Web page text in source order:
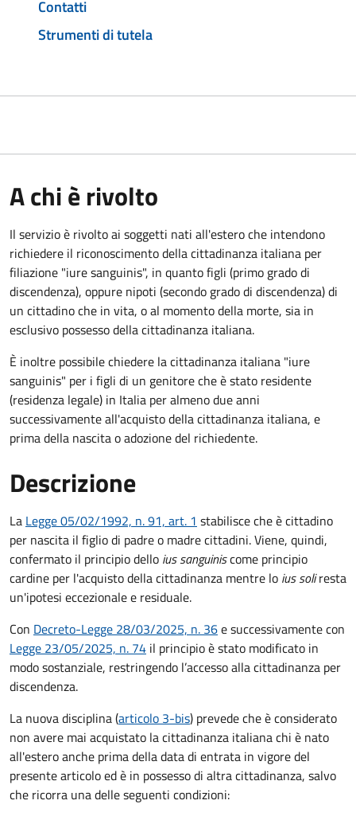
Contatti
Strumenti di tutela
A chi è rivolto
Il servizio è rivolto ai soggetti nati all'estero che intendono
richiedere il riconoscimento della cittadinanza italiana per
filiazione "iure sanguinis", in quanto figli (primo grado di
discendenza), oppure nipoti (secondo grado di discendenza) di
un cittadino che in vita, o al momento della morte, sia in
esclusivo possesso della cittadinanza italiana.
È inoltre possibile chiedere la cittadinanza italiana "iure
sanguinis" per i figli di un genitore che è stato residente
(residenza legale) in Italia per almeno due anni
successivamente all'acquisto della cittadinanza italiana, e
prima della nascita o adozione del richiedente.
Descrizione
La Legge 05/02/1992, n. 91, art. 1 stabilisce che è cittadino
per nascita il figlio di padre o madre cittadini. Viene, quindi,
confermato il principio dello ius sanguiniscome principio
cardine per l'acquisto della cittadinanza mentre lo ius soliresta
un'ipotesi eccezionale e residuale.
Con Decreto-Legge 28/03/2025, n. 36e successivamente con
Legge 23/05/2025, n. 74 il principio è stato modificato in
modo sostanziale, restringendo l’accesso alla cittadinanza per
discendenza.
La nuova disciplina (articolo 3-bis) prevede cheèconsiderato
non avere mai acquistato la cittadinanza italiana chi è nato
all'estero anche prima della data di entrata in vigore del
presente articolo ed è in possesso di altra cittadinanza, salvo
che ricorra una delle seguenti condizioni: